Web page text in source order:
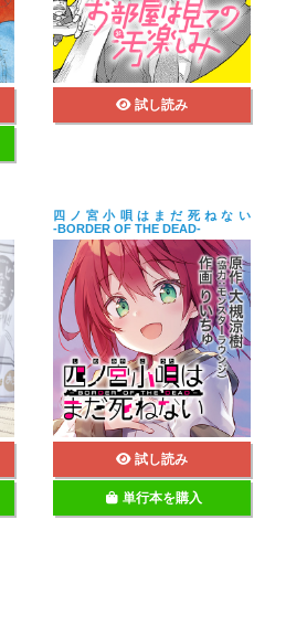
試し読み
四ノ宮小唄はまだ死ねない
‐BORDER OF THE DEAD‐
試し読み
単行本を購入